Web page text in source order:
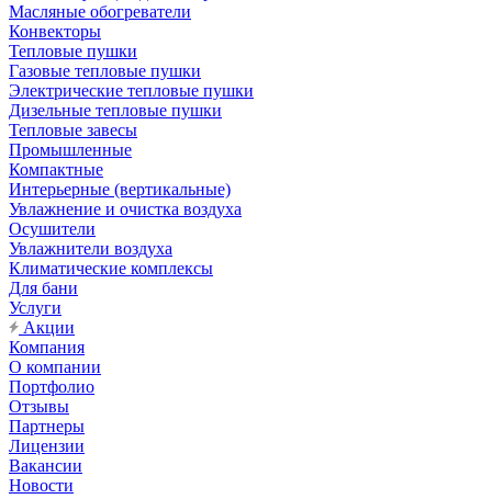
Масляные обогреватели
Конвекторы
Тепловые пушки
Газовые тепловые пушки
Электрические тепловые пушки
Дизельные тепловые пушки
Тепловые завесы
Промышленные
Компактные
Интерьерные (вертикальные)
Увлажнение и очистка воздуха
Осушители
Увлажнители воздуха
Климатические комплексы
Для бани
Услуги
Акции
Компания
О компании
Портфолио
Отзывы
Партнеры
Лицензии
Вакансии
Новости